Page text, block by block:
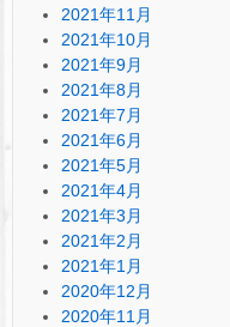
2021年11月
2021年10月
2021年9月
2021年8月
2021年7月
2021年6月
2021年5月
2021年4月
2021年3月
2021年2月
2021年1月
2020年12月
2020年11月